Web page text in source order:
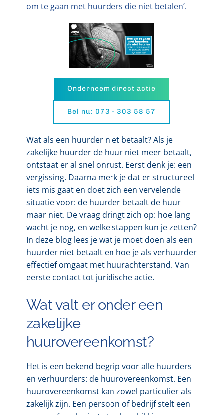
om te gaan met huurders die niet betalen’.
Onderneem direct actie
Bel nu: 073 - 303 58 57
Wat als een huurder niet betaalt? Als je
zakelijke huurder de huur niet meer betaalt,
ontstaat er al snel onrust. Eerst denk je: een
vergissing. Daarna merk je dat er structureel
iets mis gaat en doet zich een vervelende
situatie voor: de huurder betaalt de huur
maar niet. De vraag dringt zich op: hoe lang
wacht je nog, en welke stappen kun je zetten?
In deze blog lees je wat je moet doen als een
huurder niet betaalt en hoe je als verhuurder
effectief omgaat met huurachterstand. Van
eerste contact tot juridische actie.
Wat valt er onder een
zakelijke
huurovereenkomst?
Het is een bekend begrip voor alle huurders
en verhuurders: de huurovereenkomst. Een
huurovereenkomst kan zowel particulier als
zakelijk zijn. Een persoon of bedrijf stelt een